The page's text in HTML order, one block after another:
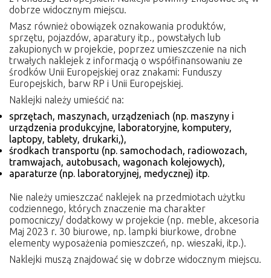
dobrze widocznym miejscu.
Masz również obowiązek oznakowania produktów,
sprzętu, pojazdów, aparatury itp., powstałych lub
zakupionych w projekcie, poprzez umieszczenie na nich
trwałych naklejek z informacją o współfinansowaniu ze
środków Unii Europejskiej oraz znakami: Funduszy
Europejskich, barw RP i Unii Europejskiej.
Naklejki należy umieścić na:
sprzętach, maszynach, urządzeniach (np. maszyny i
urządzenia produkcyjne, laboratoryjne, komputery,
laptopy, tablety, drukarki,),
środkach transportu (np. samochodach, radiowozach,
tramwajach, autobusach, wagonach kolejowych),
aparaturze (np. laboratoryjnej, medycznej) itp.
Nie należy umieszczać naklejek na przedmiotach użytku
codziennego, których znaczenie ma charakter
pomocniczy/ dodatkowy w projekcie (np. meble, akcesoria
Maj 2023 r. 30 biurowe, np. lampki biurkowe, drobne
elementy wyposażenia pomieszczeń, np. wieszaki, itp.).
Naklejki muszą znajdować się w dobrze widocznym miejscu.